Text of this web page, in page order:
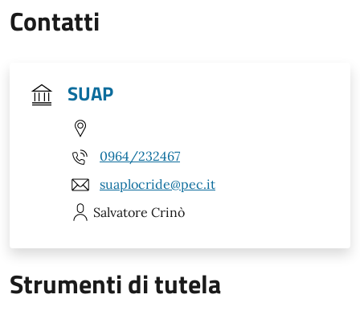
Contatti
SUAP
0964/232467
suaplocride@pec.it
Salvatore Crinò
Strumenti di tutela